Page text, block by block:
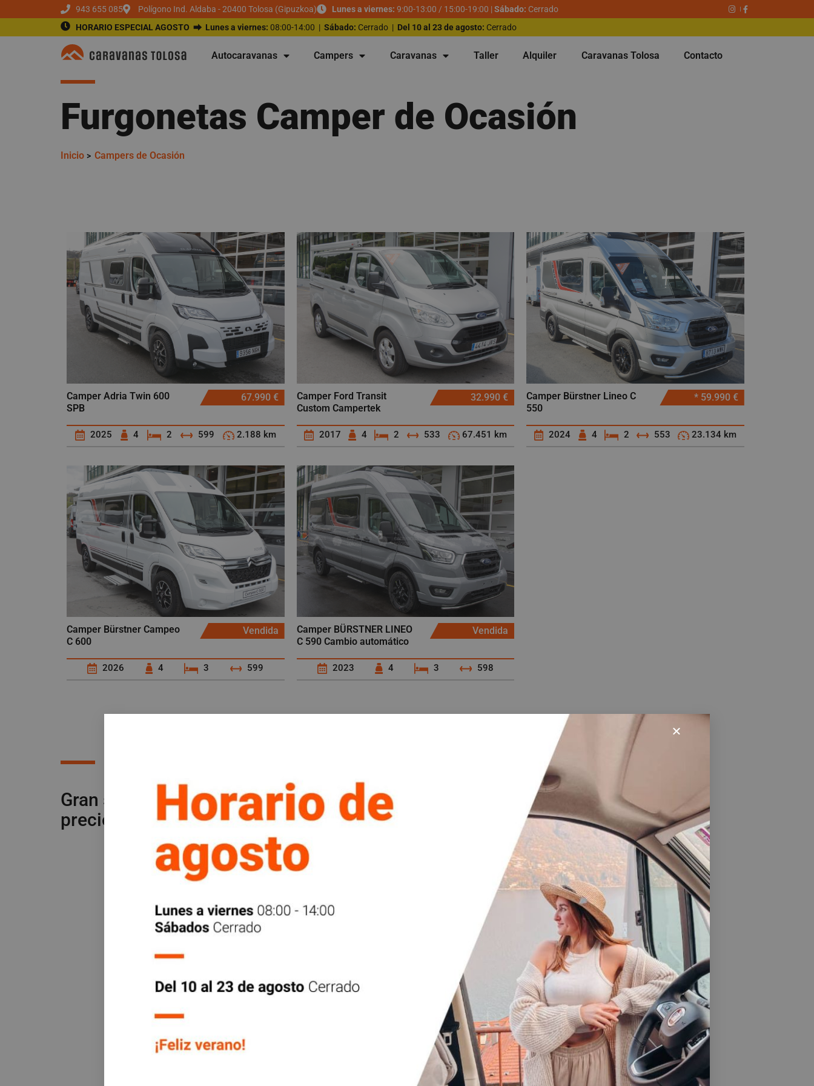
943 655 085 Polígono Ind. Aldaba - 20400 Tolosa (Gipuzkoa) Lunes a viernes: 9:00-13:00 / 15:00-19:00 |Sábado: Cerrado
HORARIO ESPECIAL AGOSTO ⮕ Lunes a viernes: 08:00-14:00 | Sábado: Cerrado | Del 10 al 23 de agosto: Cerrado
Autocaravanas Campers Caravanas Taller Alquiler Caravanas Tolosa Contacto
Furgonetas Camper de Ocasión
Inicio > Campers de Ocasión
Camper Adria Twin 600
SPB
67.990 €
2025 4 2 599 2.188 km
Camper Ford Transit
Custom Campertek
32.990 €
2017 4 2 533 67.451 km
Camper Bürstner Lineo C
550
* 59.990 €
2024 4 2 553 23.134 km
Camper Bürstner Campeo
C 600
Vendida
2026 4 3 599
Camper BÜRSTNER LINEO
C 590 Cambio automático
Vendida
2023 4 3 598
Gran stock de furgonetas camper de segunda mano y ocasión con los mejores
precios del mercado.